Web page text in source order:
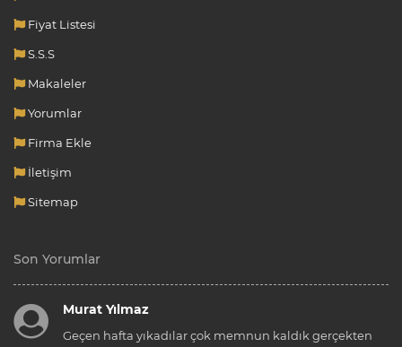
Fiyat Listesi
S.S.S
Makaleler
Yorumlar
Firma Ekle
İletişim
Sitemap
Son Yorumlar
Murat Yılmaz
Geçen hafta yıkadılar çok memnun kaldık gerçekten